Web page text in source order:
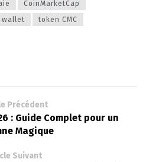
CoinMarketCap
wallet token CMC
Précédent
: Guide Complet pour un
Magique
Suivant